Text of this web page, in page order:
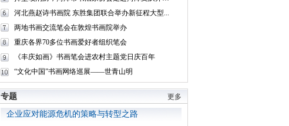
河北燕赵诗书画院 东胜集团联合举办新征程大型...
两地书画交流笔会在敦煌书画院举办
重庆各界70多位书画爱好者组织笔会
《丰庆如画》书画笔会进农村主题党日庆百年
“文化中国”书画网络巡展——世青山明
更多
专题
企业应对能源危机的策略与转型之路